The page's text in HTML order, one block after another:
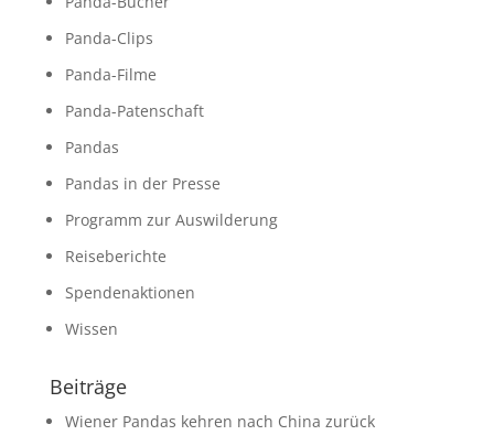
Panda-Clips
Panda-Filme
Panda-Patenschaft
Pandas
Pandas in der Presse
Programm zur Auswilderung
Reiseberichte
Spendenaktionen
Wissen
Beiträge
Wiener Pandas kehren nach China zurück